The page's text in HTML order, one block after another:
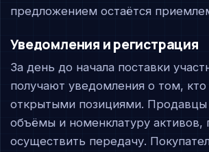
предложением остаётся
Уведомления и регистрация
За день до начала поставки
получают уведомления о том, кто
открытыми позициями.
объёмы и номенклатуру активов,
осуществить передачу.